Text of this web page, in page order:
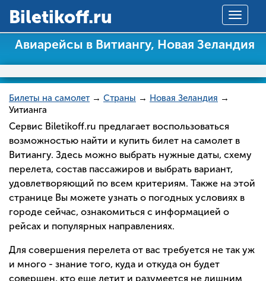
Toggle
Вiletikoff.ru
Авиарейсы в Витиангу, Новая Зеландия
Билеты на самолет → Страны → Новая Зеландия →
Уитианга
Сервис Biletikoff.ru предлагает воспользоваться
возможностью найти и купить билет на самолет в
Витиангу. Здесь можно выбрать нужные даты, схему
перелета, состав пассажиров и выбрать вариант,
удовлетворяющий по всем критериям. Также на этой
странице Вы можете узнать о погодных условиях в
городе сейчас, ознакомиться с информацией о
рейсах и популярных направлениях.
Для совершения перелета от вас требуется не так уж
и много - знание того, куда и откуда он будет
совершен, кто еще летит и разумеется не лишним